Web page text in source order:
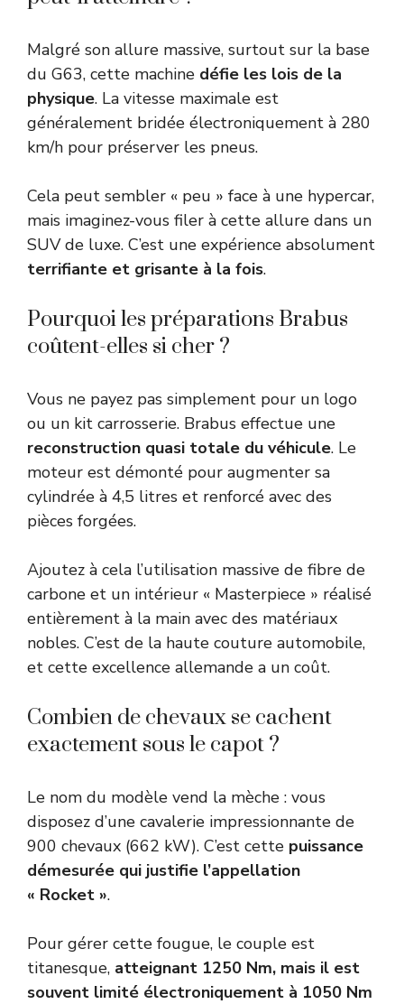
Malgré son allure massive, surtout sur la base
du G63, cette machine défie les lois de la
physique. La vitesse maximale est
généralement bridée électroniquement à 280
km/h pour préserver les pneus.
Cela peut sembler « peu » face à une hypercar,
mais imaginez-vous filer à cette allure dans un
SUV de luxe. C’est une expérience absolument
terrifiante et grisante à la fois.
Pourquoi les préparations Brabus
coûtent-elles si cher ?
Vous ne payez pas simplement pour un logo
ou un kit carrosserie. Brabus effectue une
reconstruction quasi totale du véhicule. Le
moteur est démonté pour augmenter sa
cylindrée à 4,5 litres et renforcé avec des
pièces forgées.
Ajoutez à cela l’utilisation massive de fibre de
carbone et un intérieur « Masterpiece » réalisé
entièrement à la main avec des matériaux
nobles. C’est de la haute couture automobile,
et cette excellence allemande a un coût.
Combien de chevaux se cachent
exactement sous le capot ?
Le nom du modèle vend la mèche : vous
disposez d’une cavalerie impressionnante de
900 chevaux (662 kW). C’est cette puissance
démesurée qui justifie l’appellation
« Rocket ».
Pour gérer cette fougue, le couple est
titanesque, atteignant 1250 Nm, mais il est
souvent limité électroniquement à 1050 Nm